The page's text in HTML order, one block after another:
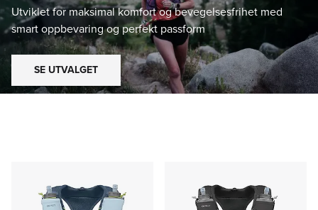
Utviklet for maksimal komfort og bevegelsesfrihet med
smart oppbevaring og perfekt passform
SE UTVALGET